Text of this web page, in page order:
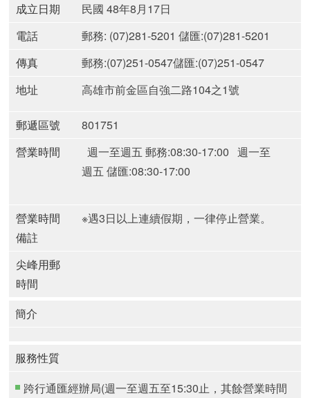
成立日期
民國 48年8月17日
電話
郵務: (07)281-5201 儲匯:(07)281-5201
傳真
郵務:(07)251-0547儲匯:(07)251-0547
地址
高雄市前金區自強二路104之1號
郵遞區號
801751
營業時間
週一至週五 郵務:08:30-17:00 週一至
週五 儲匯:08:30-17:00
營業時間
備註
※遇3日以上連續假期，一律停止營業。
尖峰用郵
時間
簡介
服務性質
跨行通匯經辦局(週一至週五至15:30止，其餘營業時間